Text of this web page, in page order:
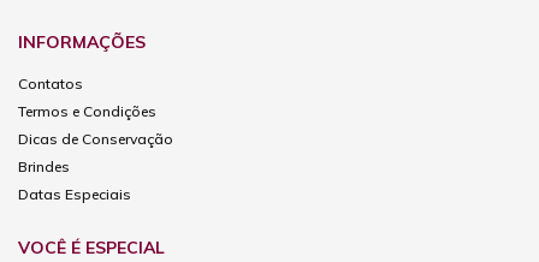
INFORMAÇÕES
Contatos
Termos e Condições
Dicas de Conservação
Brindes
Datas Especiais
VOCÊ É ESPECIAL